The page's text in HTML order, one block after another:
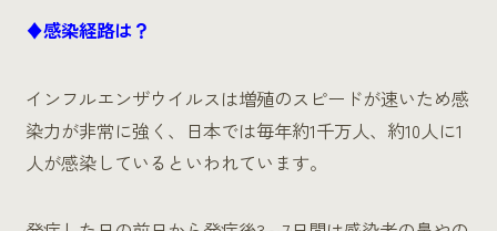
♦感染経路は？
インフルエンザウイルスは増殖のスピードが速いため感
染力が非常に強く、日本では毎年約1千万人、約10人に1
人が感染しているといわれています。